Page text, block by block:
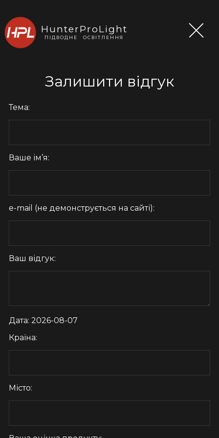
HunterProLight
ПІДВОДНЕ ОСВІТЛЕННЯ
Залишити відгук
Тема:
Ваше ім’я:
e-mail (не демонструється на сайті):
Ваш відгук:
Дата: 2026-08-07
Країна:
Місто:
Розділи
Оплата і доставка
Гарантія
Відгуки
Наші партнери